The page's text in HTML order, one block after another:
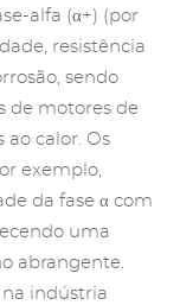
alfa (α+) (por
resistência
sendo
de motores de
ao calor. Os
exemplo,
da fase α com
uma
abrangente.
indústria